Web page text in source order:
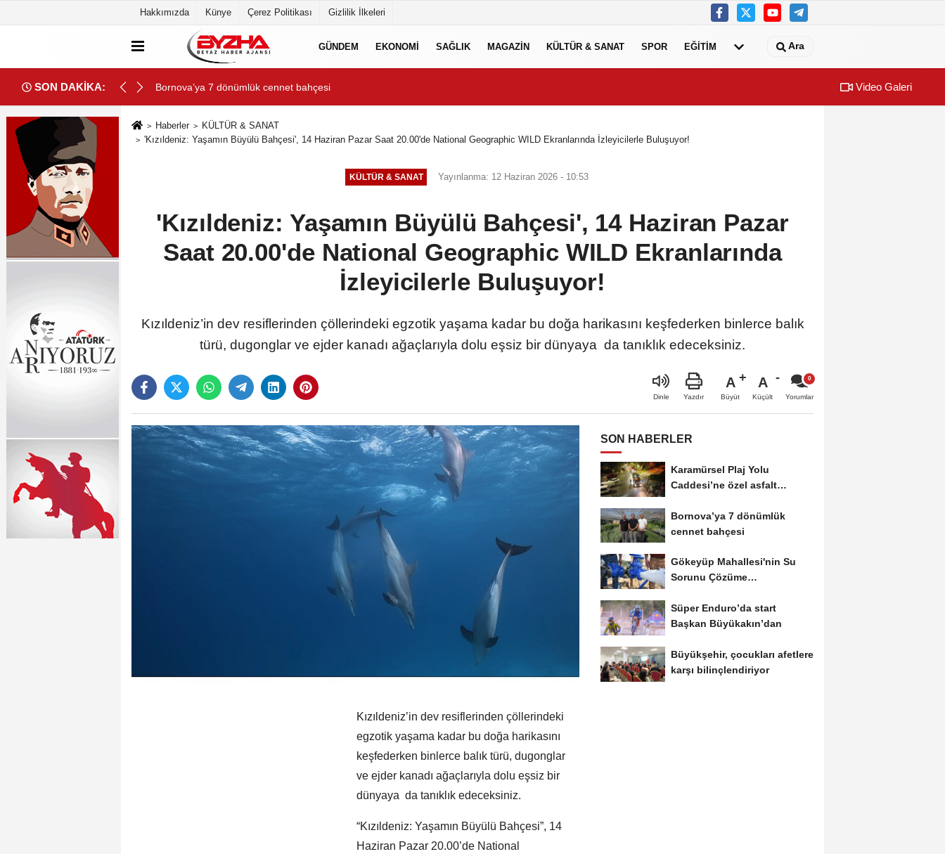
Hakkımızda Künye Çerez Politikası Gizlilik İlkeleri
GÜNDEM EKONOMİ SAĞLIK MAGAZİN KÜLTÜR & SANAT SPOR EĞİTİM Ara
SON DAKİKA: Gökeyüp Mahallesi'nin Su Sorunu Çözüme Kavuşturuldu Büyükşehir,
Video Galeri
Haberler
KÜLTÜR & SANAT
'Kızıldeniz: Yaşamın Büyülü Bahçesi', 14 Haziran Pazar Saat 20.00'de National Geographic WILD Ekranlarında İzleyicilerle Buluşuyor!
KÜLTÜR & SANAT Yayınlanma: 12 Haziran 2026 - 10:53
'Kızıldeniz: Yaşamın Büyülü Bahçesi', 14 Haziran Pazar
Saat 20.00'de National Geographic WILD Ekranlarında
İzleyicilerle Buluşuyor!
Kızıldeniz’in dev resiflerinden çöllerindeki egzotik yaşama kadar bu doğa harikasını keşfederken binlerce balık
türü, dugonglar ve ejder kanadı ağaçlarıyla dolu eşsiz bir dünyaya da tanıklık edeceksiniz.
Dinle Yazdır
A
Büyüt
A
Küçült Yorumlar
Kızıldeniz’in dev resiflerinden çöllerindeki
egzotik yaşama kadar bu doğa harikasını
keşfederken binlerce balık türü, dugonglar
ve ejder kanadı ağaçlarıyla dolu eşsiz bir
dünyaya da tanıklık edeceksiniz.
“Kızıldeniz: Yaşamın Büyülü Bahçesi”, 14
Haziran Pazar 20.00’de National
SON HABERLER
Karamürsel Plaj Yolu
Caddesi’ne özel asfalt
Bornova’ya 7 dönümlük
cennet bahçesi
Gökeyüp Mahallesi'nin Su
Sorunu Çözüme
Süper Enduro’da start
Başkan Büyükakın’dan
Büyükşehir, çocukları afetlere
karşı bilinçlendiriyor